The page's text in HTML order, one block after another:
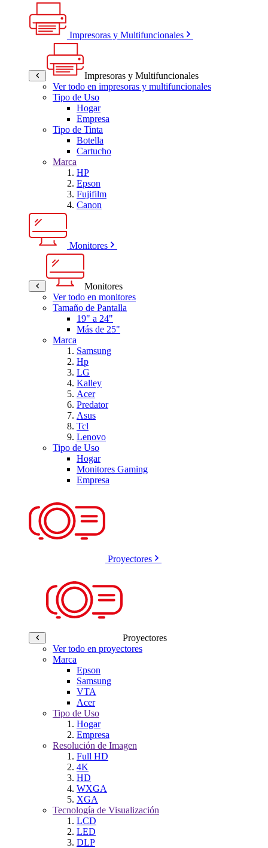
Impresoras y Multifuncionales
Impresoras y Multifuncionales
Ver todo en impresoras y multifuncionales
Tipo de Uso
Hogar
Empresa
Tipo de Tinta
Botella
Cartucho
Marca
HP
Epson
Fujifilm
Canon
Monitores
Monitores
Ver todo en monitores
Tamaño de Pantalla
19" a 24"
Más de 25"
Marca
Samsung
Hp
LG
Kalley
Acer
Predator
Asus
Tcl
Lenovo
Tipo de Uso
Hogar
Monitores Gaming
Empresa
Proyectores
Proyectores
Ver todo en proyectores
Marca
Epson
Samsung
VTA
Acer
Tipo de Uso
Hogar
Empresa
Resolución de Imagen
Full HD
4K
HD
WXGA
XGA
Tecnología de Visualización
LCD
LED
DLP